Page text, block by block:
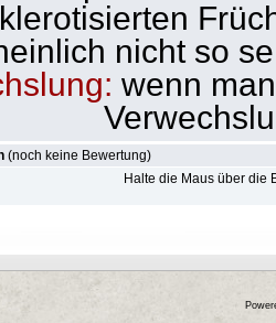
nicht so
wenn
(noch keine Bewertung)
Halte die Maus über die